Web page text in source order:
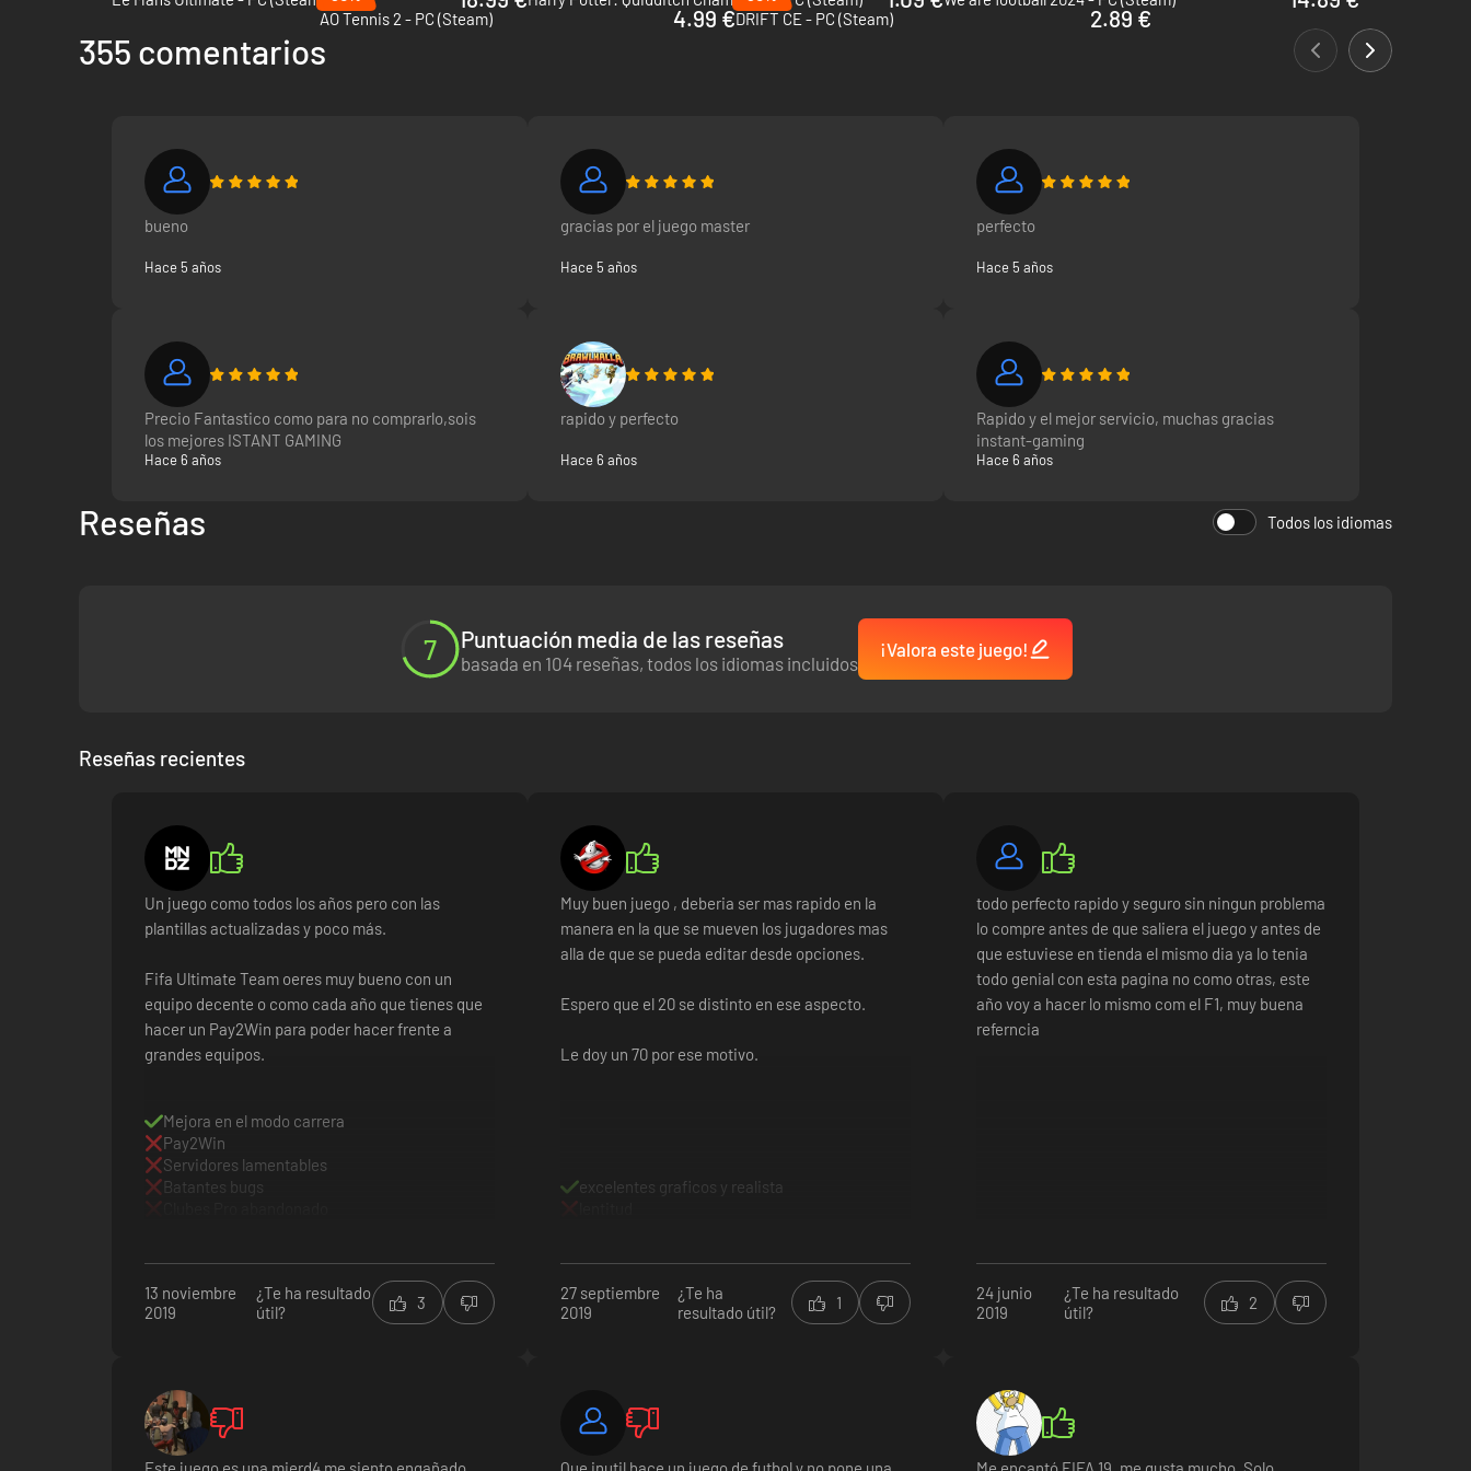
Ya puedes comprar el nuevo FIFA 19 para PC al mejor precio en Instant Gaming. La clave estará disponible para que la actives en la plataforma Origin a partir del día de la salida oficial.
AO Tennis 2 - PC (Steam)
4.99 €DRIFT CE - PC (Steam)
2.89 €
355 comentarios
bueno
Hace 5 años
gracias por el juego master
Hace 5 años
perfecto
Hace 5 años
Precio Fantastico como para no comprarlo,sois
los mejores ISTANT GAMING
Hace 6 años
rapido y perfecto
Hace 6 años
Rapido y el mejor servicio, muchas gracias
instant-gaming
Hace 6 años
Reseñas Todos los idiomas
7 Puntuación media de las reseñas
basada en 104 reseñas, todos los idiomas incluidos
¡Valora este juego!
Reseñas recientes
Un juego como todos los años pero con las
plantillas actualizadas y poco más.
Fifa Ultimate Team oeres muy bueno con un
equipo decente o como cada año que tienes que
hacer un Pay2Win para poder hacer frente a
grandes equipos.
Mejora en el modo carrera
Pay2Win
Servidores lamentables
Batantes bugs
13 noviembre
2019
¿Te ha resultado
útil?
3
Muy buen juego , deberia ser mas rapido en la
manera en la que se mueven los jugadores mas
alla de que se pueda editar desde opciones.
Espero que el 20 se distinto en ese aspecto.
Le doy un 70 por ese motivo.
excelentes graficos y realista
27 septiembre
2019
¿Te ha
resultado útil?
1
todo perfecto rapido y seguro sin ningun problema
lo compre antes de que saliera el juego y antes de
que estuviese en tienda el mismo dia ya lo tenia
todo genial con esta pagina no como otras, este
año voy a hacer lo mismo com el F1, muy buena
referncia
24 junio
2019
¿Te ha resultado
útil?
2